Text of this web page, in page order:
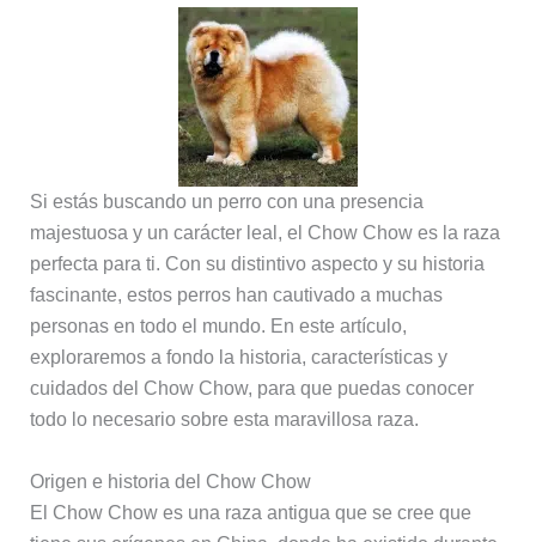
Si estás buscando un perro con una presencia
majestuosa y un carácter leal, el Chow Chow es la raza
perfecta para ti. Con su distintivo aspecto y su historia
fascinante, estos perros han cautivado a muchas
personas en todo el mundo. En este artículo,
exploraremos a fondo la historia, características y
cuidados del Chow Chow, para que puedas conocer
todo lo necesario sobre esta maravillosa raza.
Origen e historia del Chow Chow
El Chow Chow es una raza antigua que se cree que